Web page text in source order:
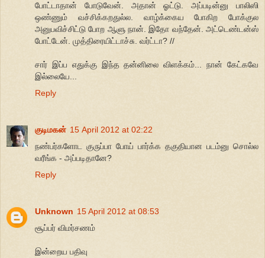
போட்டாதான் போடுவேன். அதான் ஓட்டு. அப்படின்னு பாலிஸி
ஒண்ணும் வச்சிக்கறதுல்ல. வாழ்க்கைய போகிற போக்குல
அனுபவிச்சிட்டு போற ஆளு நான். இதோ வந்தேன். அட்டெண்டன்ஸ்
போட்டேன். முத்திரையிட்டாச்சு. வர்ட்டா? //
சார் இப்ப எதுக்கு இந்த தன்னிலை விளக்கம்... நான் கேட்கவே
இல்லையே...
Reply
குடிமகன் 15 April 2012 at 02:22
நண்பர்களோட குருப்பா போய் பார்க்க தகுதியான படம்னு சொல்ல
வரீங்க - அப்படிதானே?
Reply
Unknown 15 April 2012 at 08:53
சூப்பர் விமர்சணம்
இன்றைய பதிவு